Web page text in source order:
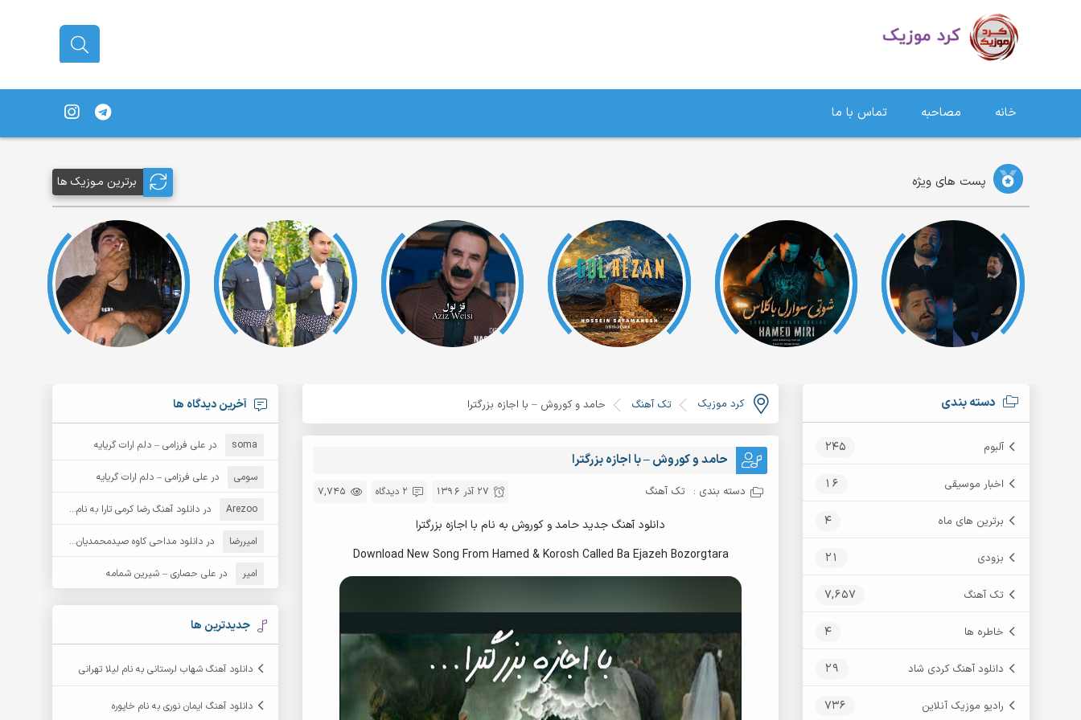
خانه مصاحبه تماس با ما
پست های ویژه برترین مـوزیک ها
دسته بندی
آلبوم 245
اخبار موسیقی 16
برترین های ماه 4
بزودی 21
تک آهنگ 7,657
خاطره ها 4
دانلود آهنگ کردی شاد 29
رادیو موزیک آنلاین 736
کرد موزیک تک آهنگ حامد و کوروش – با اجازه بزرگترا
حامد و کوروش – با اجازه بزرگترا
دسته بندی : تک آهنگ 7,745 2 دیدگاه 27 آذر 1396
دانلود آهنگ جدید حامد و کوروش به نام با اجازه بزرگترا
Download New Song From Hamed & Korosh Called Ba Ejazeh Bozorgtara
آخرین دیدگاه ها
soma درعلی فرزامی – دلم ارات گریایه
سومی درعلی فرزامی – دلم ارات گریایه
Arezoo دردانلود آهنگ رضا کرمی تارا به نام قمار
امیررضا دردانلود مداحی کاوه صیدمحمدیان به نام سردار باوفا
امیر درعلی حصاری – شیرین شمامه
جدیدترین ها
دانلود آهنگ شهاب لرستانی به نام لیلا تهرانی
دانلود آهنگ ایمان نوری به نام خاپوره